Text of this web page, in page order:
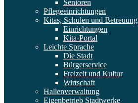
Senioren
Pflegeeinrichtungen
Kitas, Schulen und Betreuung
Einrichtungen
Kita-Portal
Leichte Sprache
Die Stadt
Bürgerservice
Freizeit und Kultur
Wirtschaft
Hallenverwaltung
Eigenbetrieb Stadtwerke